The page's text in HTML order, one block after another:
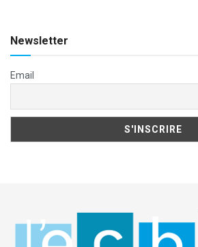
Newsletter
Email